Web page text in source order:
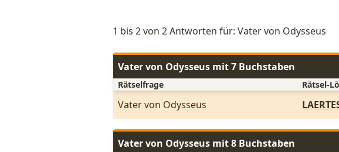
1 bis 2 von 2 Antworten für: Vater von Odysseus
Vater von Odysseus mit 7 Buchstaben
Rätselfrage Rätsel-
Vater von Odysseus
Vater von Odysseus mit 8 Buchstaben